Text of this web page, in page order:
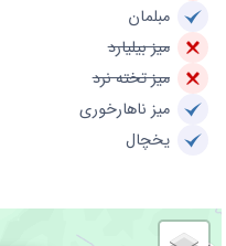
مبلمان
میز بیلیارد
میز تخته نرد
میز ناهارخوری
یخچال